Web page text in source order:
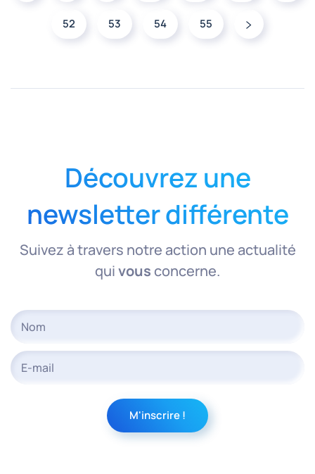
52 53 54 55
Découvrez une
newsletter différente
Suivez à travers notre action une actualité
quivousconcerne.